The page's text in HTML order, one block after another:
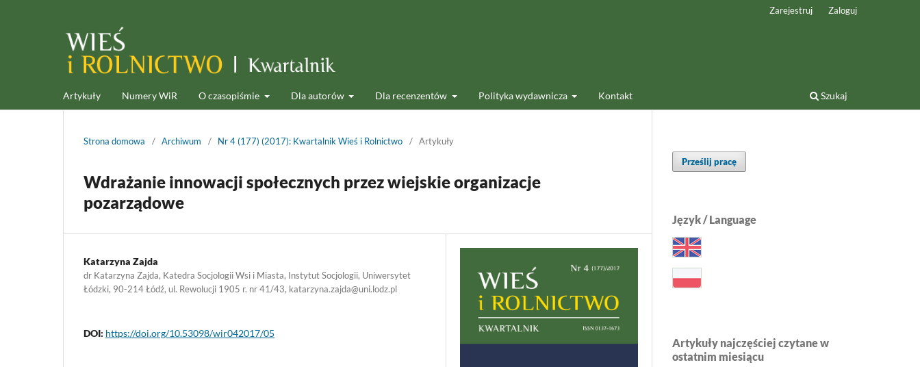
Artykuły Numery WiR O czasopiśmie Dla autorów Dla recenzentów Polityka wydawnicza Kontakt Szukaj
Zarejestruj Zaloguj
Strona domowa / Archiwum / Nr 4 (177) (2017): Kwartalnik Wieś i Rolnictwo / Artykuły
Wdrażanie innowacji społecznych przez wiejskie organizacje
pozarządowe
Katarzyna Zajda
dr Katarzyna Zajda, Katedra Socjologii Wsi i Miasta, Instytut Socjologii, Uniwersytet
Łódzki, 90-214 Łódź, ul. Rewolucji 1905 r. nr 41/43, katarzyna.zajda@uni.lodz.pl
DOI: https://doi.org/10.53098/wir042017/05
Prześlij pracę
Język / Language
Artykuły najczęściej czytane w
ostatnim miesiącu